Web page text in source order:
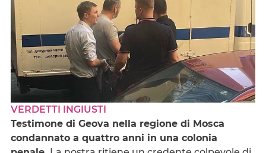
VERDETTI INGIUSTI
Testimone di Geova nella regione di Mosca
condannato a quattro anni in una colonia